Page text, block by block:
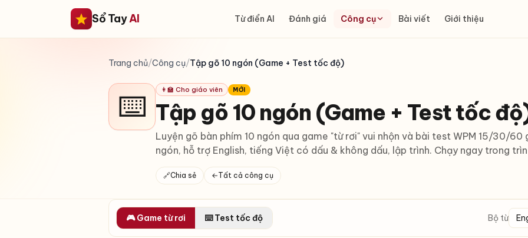
Sổ TayAI Từ điển AI Đánh giá Công cụ Bài viết Giới thiệu
Trang chủ/Công cụ/Tập gõ 10 ngón (Game + Test tốc độ)
⌨️ 👩‍🏫 Cho giáo viên MỚI
Tập gõ 10 ngón (Game + Test tốc
Luyện gõ bàn phím 10 ngón qua game "từ rơi" vui nhộn và bài test WPM 15/30/
ngón, hỗ trợ English, tiếng Việt có dấu & không dấu, lập trình. Chạy ngay trong
🔗Chia sẻ ←Tất cả công cụ
🎮 Game từ rơi ⌨️ Test tốc độ Bộ từ